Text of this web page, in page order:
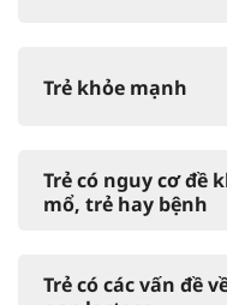
Trẻ khỏe mạnh
Trẻ có nguy cơ đề
mổ, trẻ hay bệnh
Trẻ có các vấn đề